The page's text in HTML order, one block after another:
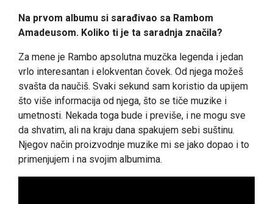
Na prvom albumu si sarađivao sa Rambom
Amadeusom. Koliko ti je ta saradnja značila?
Za mene je Rambo apsolutna muzčka legenda i jedan
vrlo interesantan i elokventan čovek. Od njega možeš
svašta da naučiš. Svaki sekund sam koristio da upijem
što više informacija od njega, što se tiče muzike i
umetnosti. Nekada toga bude i previše, i ne mogu sve
da shvatim, ali na kraju dana spakujem sebi suštinu.
Njegov način proizvodnje muzike mi se jako dopao i to
primenjujem i na svojim albumima.